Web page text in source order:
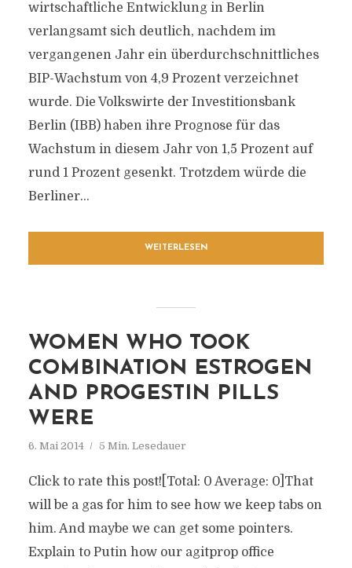
wirtschaftliche Entwicklung in Berlin
verlangsamt sich deutlich, nachdem im
vergangenen Jahr ein überdurchschnittliches
BIP-Wachstum von 4,9 Prozent verzeichnet
wurde. Die Volkswirte der Investitionsbank
Berlin (IBB) haben ihre Prognose für das
Wachstum in diesem Jahr von 1,5 Prozent auf
rund 1 Prozent gesenkt. Trotzdem würde die
Berliner...
WEITERLESEN
WOMEN WHO TOOK
COMBINATION ESTROGEN
AND PROGESTIN PILLS
WERE
6. Mai 2014 5 Min. Lesedauer
Click to rate this post![Total: 0 Average: 0]That
will be a gas for him to see how we keep tabs on
him. And maybe we can get some pointers.
Explain to Putin how our agitprop office